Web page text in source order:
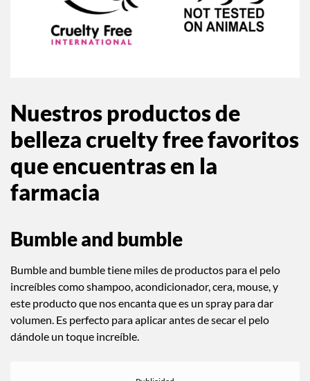
Nuestros productos de
belleza cruelty free favoritos
que encuentras en la
farmacia
Bumble and bumble
Bumble and bumble tiene miles de productos para el pelo
increíbles como shampoo, acondicionador, cera, mouse, y
este producto que nos encanta que es un spray para dar
volumen. Es perfecto para aplicar antes de secar el pelo
dándole un toque increíble.